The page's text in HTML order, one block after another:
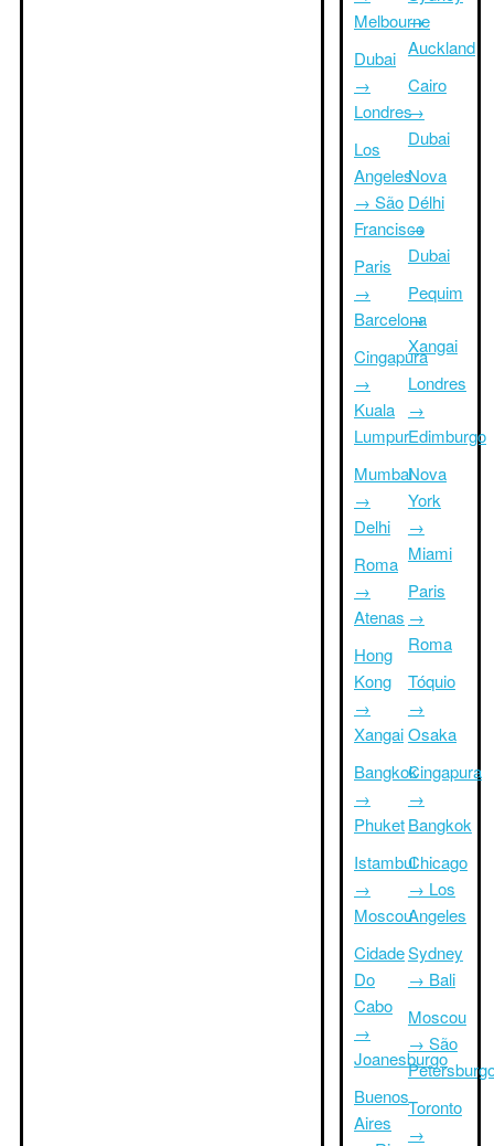
Melbourne
Dubai
→
Londres
Los
Angeles
→ São
Francisco
Paris
→
Barcelona
Cingapura
→
Kuala
Lumpur
Mumbai
→
Delhi
Roma
→
Atenas
Hong
Kong
→
Xangai
Bangkok
→
Phuket
Istambul
→
Moscou
Cidade
Do
Cabo
→
Joanesburgo
Buenos
Aires
→
Auckland
Cairo
→
Dubai
Nova
Délhi
→
Dubai
Pequim
→
Xangai
Londres
→
Edimburgo
Nova
York
→
Miami
Paris
→
Roma
Tóquio
→
Osaka
Cingapura
→
Bangkok
Chicago
→ Los
Angeles
Sydney
→ Bali
Moscou
→ São
Toronto
→